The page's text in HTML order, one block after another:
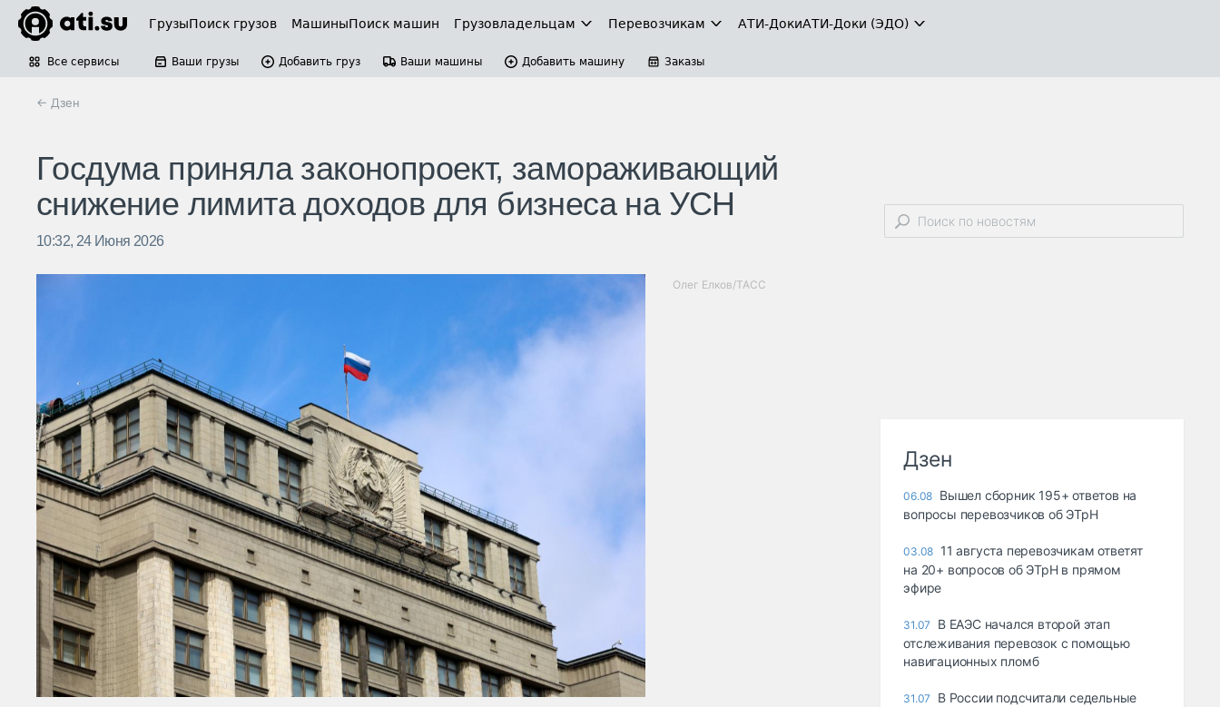
ГрузыПоиск грузов МашиныПоиск машин Грузовладельцам Перевозчикам АТИ-ДокиАТИ-Доки (ЭДО)
Все сервисы Ваши грузы Добавить груз Ваши машины Добавить машину Заказы
← Дзен
Госдума приняла законопроект, замораживающий
снижение лимита доходов для бизнеса на УСН
10:32, 24 Июня 2026
Олег Елков/ТАСС
Дзен
06.08 Вышел сборник 195+ ответов на
вопросы перевозчиков об ЭТрН
03.08 11 августа перевозчикам ответят
на 20+ вопросов об ЭТрН в прямом
эфире
31.07
В ЕАЭС начался второй этап
отслеживания перевозок с помощью
навигационных пломб
31.07
В России подсчитали седельные